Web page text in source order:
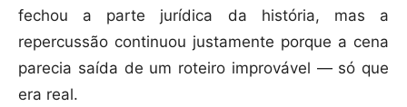
fechou a parte jurídica da história, mas a
repercussão continuou justamente porque a cena
parecia saída de um roteiro improvável — só que
era real.